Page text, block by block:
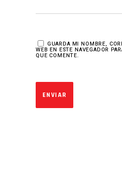
GUARDA MI NOMBRE,
WEB EN ESTE NAVEGADOR
QUE COMENTE.